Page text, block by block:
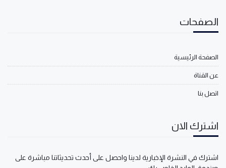
الصفحات
الصفحة الرئيسية
عن القناة
اتصل بنا
اشترك الان
اشترك في النشرة الإخبارية لدينا واحصل على أحدث تحديثاتنا مباشرة على